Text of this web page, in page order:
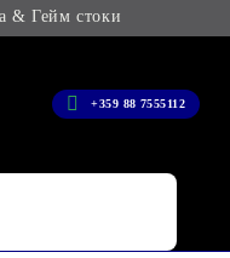
& Гейм стоки
+359 88 7555112